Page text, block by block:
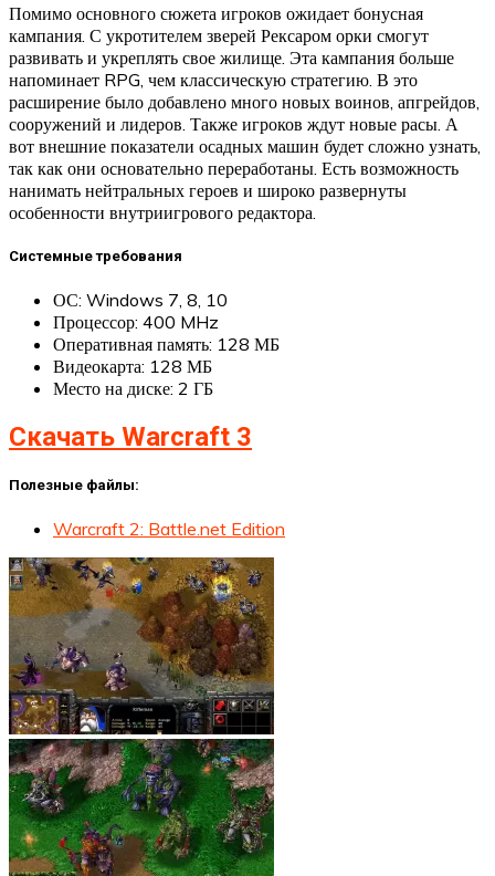
Помимо основного сюжета игроков ожидает бонусная
кампания. С укротителем зверей Рексаром орки смогут
развивать и укреплять свое жилище. Эта кампания больше
напоминает RPG, чем классическую стратегию. В это
расширение было добавлено много новых воинов, апгрейдов,
сооружений и лидеров. Также игроков ждут новые расы. А
вот внешние показатели осадных машин будет сложно узнать,
так как они основательно переработаны. Есть возможность
нанимать нейтральных героев и широко развернуты
особенности внутриигрового редактора.
Системные требования
ОС: Windows 7, 8, 10
Процессор: 400 MHz
Оперативная память: 128 МБ
Видеокарта: 128 МБ
Место на диске: 2 ГБ
Скачать Warcraft 3
Полезные файлы:
Warcraft 2: Battle.net Edition